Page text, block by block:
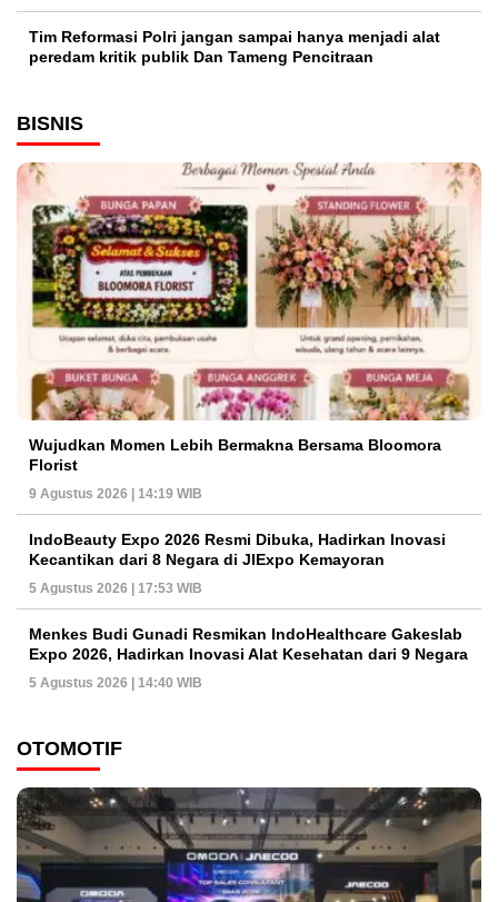
Tim Reformasi Polri jangan sampai hanya menjadi alat
peredam kritik publik Dan Tameng Pencitraan
BISNIS
Wujudkan Momen Lebih Bermakna Bersama Bloomora
Florist
9 Agustus 2026 | 14:19 WIB
IndoBeauty Expo 2026 Resmi Dibuka, Hadirkan Inovasi
Kecantikan dari 8 Negara di JIExpo Kemayoran
5 Agustus 2026 | 17:53 WIB
Menkes Budi Gunadi Resmikan IndoHealthcare Gakeslab
Expo 2026, Hadirkan Inovasi Alat Kesehatan dari 9 Negara
5 Agustus 2026 | 14:40 WIB
OTOMOTIF